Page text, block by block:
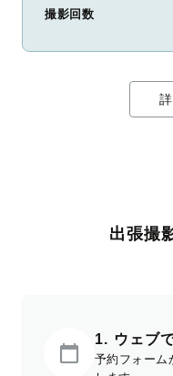
撮影回数
出張撮
1. ウェブ
予約フォーム